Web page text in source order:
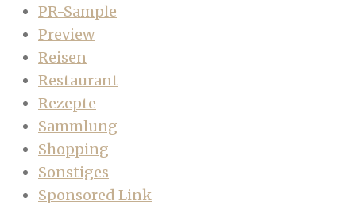
PR-Sample
Preview
Reisen
Restaurant
Rezepte
Sammlung
Shopping
Sonstiges
Sponsored Link